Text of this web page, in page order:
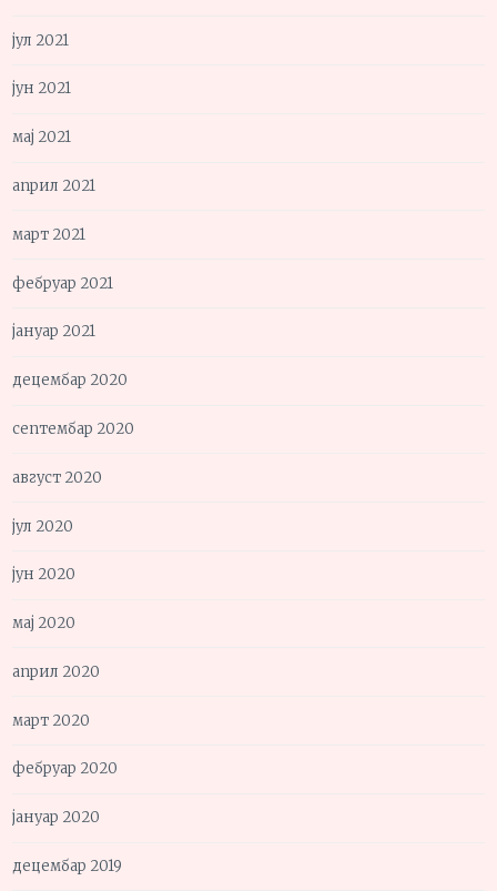
јул 2021
јун 2021
мај 2021
април 2021
март 2021
фебруар 2021
јануар 2021
децембар 2020
септембар 2020
август 2020
јул 2020
јун 2020
мај 2020
април 2020
март 2020
фебруар 2020
јануар 2020
децембар 2019